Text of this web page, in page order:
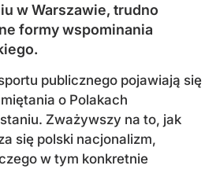
w Warszawie, trudno
formy wspominania
publicznego pojawiają się
o Polakach
Zważywszy na to, jak
się polski nacjonalizm,
w tym konkretnie